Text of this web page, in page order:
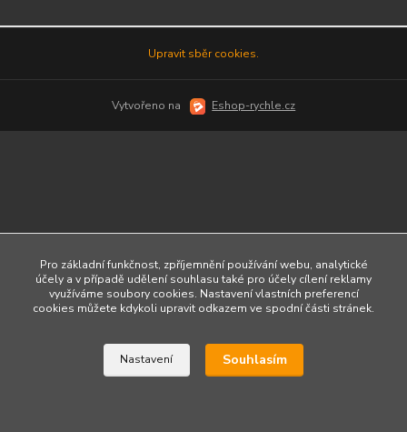
Upravit sběr cookies.
Vytvořeno na Eshop-rychle.cz
Pro základní funkčnost, zpříjemnění používání webu, analytické
účely a v případě udělení souhlasu také pro účely cílení reklamy
využíváme soubory cookies. Nastavení vlastních preferencí
cookies můžete kdykoli upravit odkazem ve spodní části stránek.
Nastavení Souhlasím